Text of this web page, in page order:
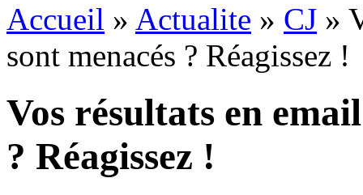
Accueil » Actualite » CJ »
sont menacés ? Réagissez !
Vos résultats en
? Réagissez !